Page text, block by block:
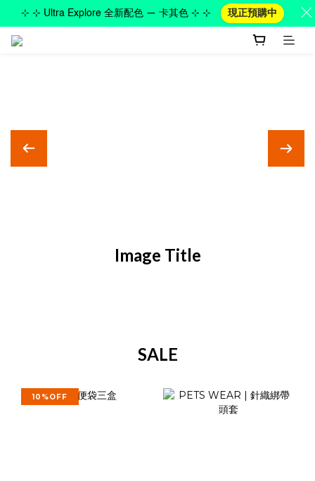
Image Title
SALE
10%OFF
⊹ ⊹ Ultra Explore 全新配色 — 卡其色 ⊹ ⊹ 現正預購中